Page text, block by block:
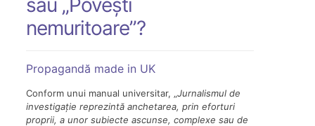
sau „Povești
nemuritoare”?
Propagandă made in UK
Conform unui manual universitar, „Jurnalismul de
investigație reprezintă anchetarea, prin eforturi
proprii, a unor subiecte ascunse, complexe sau de